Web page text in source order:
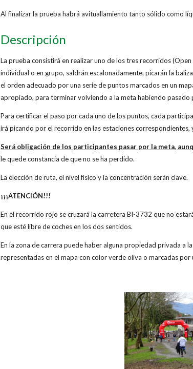
Al finalizar la prueba habrá avituallamiento tanto sólido como
Descripción
La prueba consistirá en realizar uno de los tres recorridos
individual o en grupo, saldrán escalonadamente, picarán la
el orden adecuado por una serie de puntos marcados en un
apropiado, para terminar volviendo a la meta habiendo pasado
Para certificar el paso por cada uno de los puntos, cada
irá picando por el recorrido en las estaciones correspondientes,
Será obligación de los participantes pasar por la meta,
le quede constancia de que no se ha perdido.
La elección de ruta, el nivel físico y la concentración serán clave.
¡¡¡ATENCIÓN!!!
En el recorrido rojo se cruzará la carretera BI-3732 que no
que esté libre de coches en los dos sentidos.
En la zona de carrera puede haber alguna propiedad privada a
representadas en el mapa con color verde oliva o marcadas por